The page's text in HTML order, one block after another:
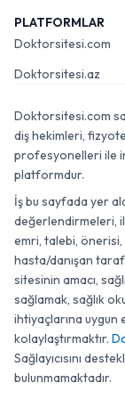
PLATFORMLAR
Doktorsitesi.com
Doktorsitesi.az
Doktorsitesi.com
diş hekimleri,
profesyonelleri ile
platformdur.
İş bu sayfada yer
değerlendirmeleri,
emri, talebi, önerisi,
hasta/danışan
sitesinin amacı,
sağlamak, sağlık
ihtiyaçlarına uygun
kolaylaştırmaktır.
Sağlayıcısını
bulunmamaktadır.